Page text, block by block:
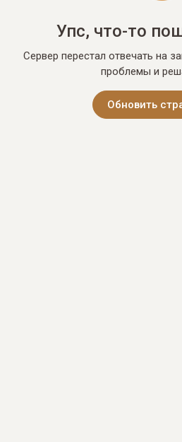
Упс, что-то
Сервер перестал отвечать на
проблемы и
Обновить